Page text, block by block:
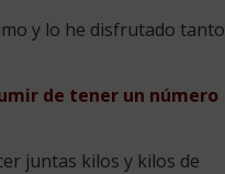
y lo he disfrutado tanto
de tener un número
juntas kilos y kilos de